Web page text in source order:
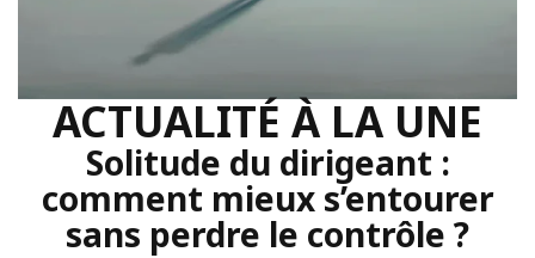
ACTUALITÉ À LA UNE
Solitude du dirigeant :
comment mieux s’entourer
sans perdre le contrôle ?